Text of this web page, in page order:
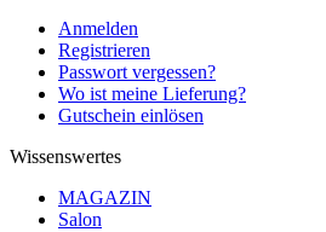
Anmelden
Registrieren
Passwort vergessen?
Wo ist meine Lieferung?
Gutschein einlösen
Wissenswertes
MAGAZIN
Salon